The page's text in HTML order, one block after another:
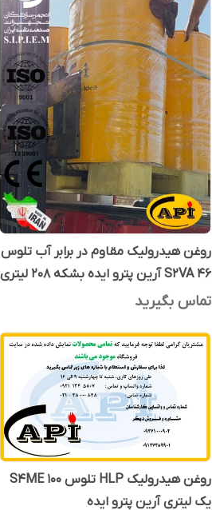
روغن هیدرولیک مقاوم در برابر آب تلوس
S2VA 46 آرین پترو ایده بشکه 208 لیتری
تماس بگیرید
روغن هیدرولیک HLP تلوس S4ME 100
یک لیتری آرین پترو ایده